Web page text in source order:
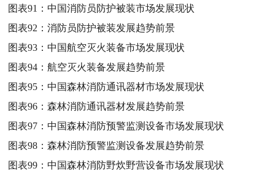
图表91：中国消防员防护被装市场发展现状
图表92：消防员防护被装发展趋势前景
图表93：中国航空灭火装备市场发展现状
图表94：航空灭火装备发展趋势前景
图表95：中国森林消防通讯器材市场发展现状
图表96：森林消防通讯器材发展趋势前景
图表97：中国森林消防预警监测设备市场发展现状
图表98：森林消防预警监测设备发展趋势前景
图表99：中国森林消防野炊野营设备市场发展现状